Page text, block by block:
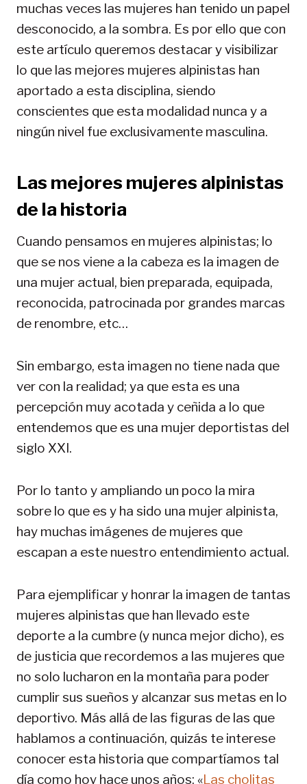
muchas veces las mujeres han tenido un papel
desconocido, a la sombra. Es por ello que con
este artículo queremos destacar y visibilizar
lo que las mejores mujeres alpinistas han
aportado a esta disciplina, siendo
conscientes que esta modalidad nunca y a
ningún nivel fue exclusivamente masculina.
Las mejores mujeres alpinistas
de la historia
Cuando pensamos en mujeres alpinistas; lo
que se nos viene a la cabeza es la imagen de
una mujer actual, bien preparada, equipada,
reconocida, patrocinada por grandes marcas
de renombre, etc…
Sin embargo, esta imagen no tiene nada que
ver con la realidad; ya que esta es una
percepción muy acotada y ceñida a lo que
entendemos que es una mujer deportistas del
siglo XXI.
Por lo tanto y ampliando un poco la mira
sobre lo que es y ha sido una mujer alpinista,
hay muchas imágenes de mujeres que
escapan a este nuestro entendimiento actual.
Para ejemplificar y honrar la imagen de tantas
mujeres alpinistas que han llevado este
deporte a la cumbre (y nunca mejor dicho), es
de justicia que recordemos a las mujeres que
no solo lucharon en la montaña para poder
cumplir sus sueños y alcanzar sus metas en lo
deportivo. Más allá de las figuras de las que
hablamos a continuación, quizás te interese
conocer esta historia que compartíamos tal
día como hoy hace unos años: «Las cholitas